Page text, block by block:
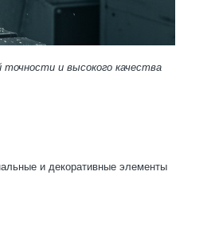
и высокого качества
и декоративные элементы